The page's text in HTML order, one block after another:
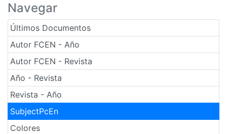
Navegar
Últimos Documentos
Autor FCEN - Año
Autor FCEN - Revista
Año - Revista
Revista - Año
SubjectPcEn
Colores